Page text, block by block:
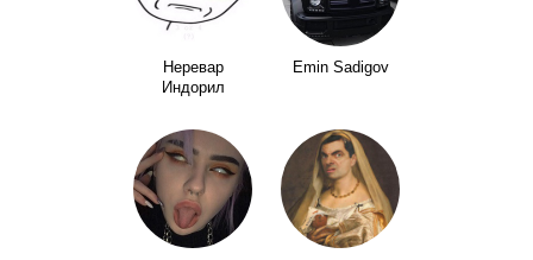
Неревар
Индорил
Emin Sadigov